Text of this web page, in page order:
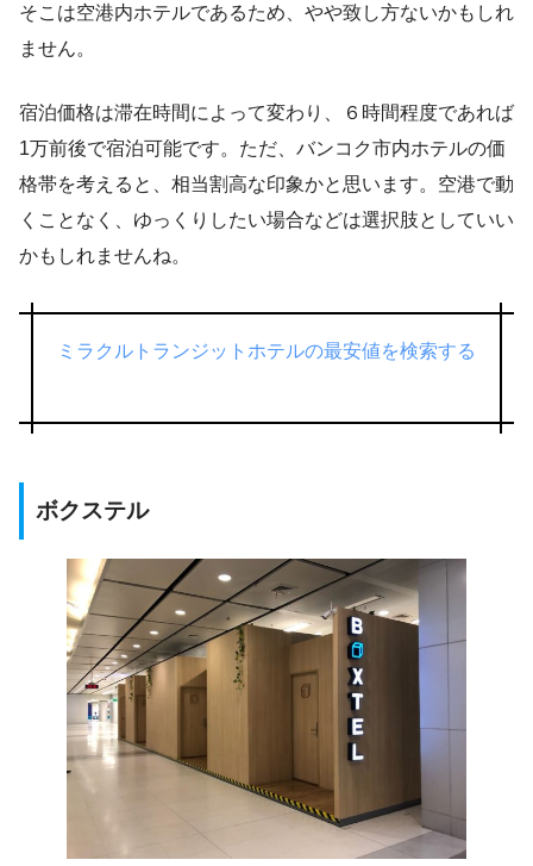
そこは空港内ホテルであるため、やや致し方ないかもしれ
ません。
宿泊価格は滞在時間によって変わり、６時間程度であれば
1万前後で宿泊可能です。ただ、バンコク市内ホテルの価
格帯を考えると、相当割高な印象かと思います。空港で動
くことなく、ゆっくりしたい場合などは選択肢としていい
かもしれませんね。
ミラクルトランジットホテルの最安値を検索する
ボクステル